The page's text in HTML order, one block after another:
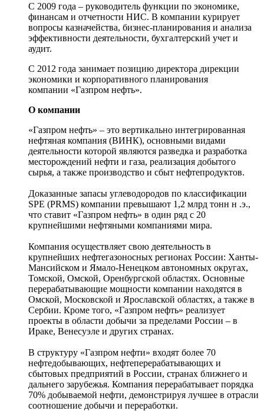
С 2009 года – руководитель функции по экономике,
финансам и отчетности НИС. В компании курирует
вопросы казначейства, бизнес-планирования и анализа
эффективности деятельности, бухгалтерский учет и
аудит.
С 2012 года занимает позицию директора дирекции
экономики и корпоративного планирования
компании «Газпром нефть».
О компании
«Газпром нефть» – это вертикально интегрированная
нефтяная компания (ВИНК), основными видами
деятельности которой являются разведка и разработка
месторождений нефти и газа, реализация добытого
сырья, а также производство и сбыт нефтепродуктов.
Доказанные запасы углеводородов по классификации
SPE (PRMS) компании превышают 1,2 млрд тонн н .э.,
что ставит «Газпром нефть» в один ряд с 20
крупнейшими нефтяными компаниями мира.
Компания осуществляет свою деятельность в
крупнейших нефтегазоносных регионах России: Ханты-
Мансийском и Ямало-Ненецком автономных округах,
Томской, Омской, Оренбургской областях. Основные
перерабатывающие мощности компании находятся в
Омской, Московской и Ярославской областях, а также в
Сербии. Кроме того, «Газпром нефть» реализует
проекты в области добычи за пределами России – в
Ираке, Венесуэле и других странах.
В структуру «Газпром нефти» входят более 70
нефтедобывающих, нефтеперерабатывающих и
сбытовых предприятий в России, странах ближнего и
дальнего зарубежья. Компания перерабатывает порядка
70% добываемой нефти, демонстрируя лучшее в отрасли
соотношение добычи и переработки.